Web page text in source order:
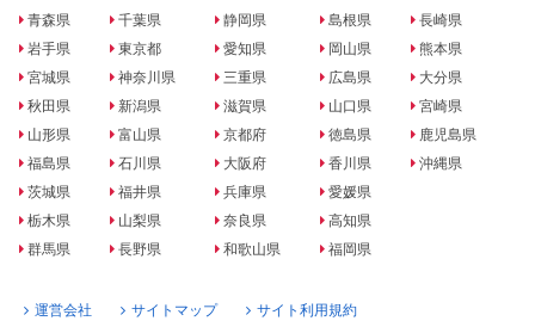
青森県
岩手県
宮城県
秋田県
山形県
福島県
茨城県
栃木県
群馬県
千葉県
東京都
神奈川県
新潟県
富山県
石川県
福井県
山梨県
長野県
静岡県
愛知県
三重県
滋賀県
京都府
大阪府
兵庫県
奈良県
和歌山県
島根県
岡山県
広島県
山口県
徳島県
香川県
愛媛県
高知県
福岡県
長崎県
熊本県
大分県
宮崎県
鹿児島県
沖縄県
運営会社 サイトマップ サイト利用規約